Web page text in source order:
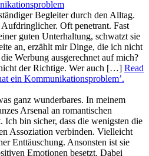
Begleiter durch den Alltag.
Oft penetrant. Fast
guten Unterhaltung, schwatzt sie
an, erzählt mir Dinge, die ich nicht
Werbung ausgerechnet auf mich?
der Richtige. Wer auch […] Read
ein Kommunikationsproblem’.
ganz wunderbares. In meinem
Arsenal an romantischen
Ich bin sicher, dass die wenigsten die
Assoziation verbinden. Vielleicht
Enttäuschung. Ansonsten ist sie
Emotionen besetzt. Dabei